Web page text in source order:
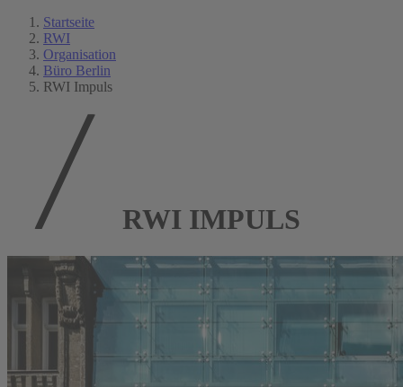
Startseite
RWI
Organisation
Büro Berlin
RWI Impuls
RWI IMPULS